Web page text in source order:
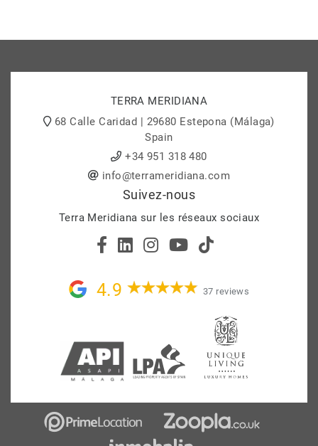
TERRA MERIDIANA
68 Calle Caridad | 29680 Estepona (Málaga)
Spain
+34 951 318 480
info@terrameridiana.com
Suivez-nous
Terra Meridiana sur les réseaux sociaux
4.9 37 reviews